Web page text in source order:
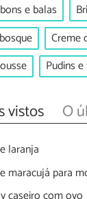
e balas
Creme
Pudins
vistos O
laranja
maracujá para